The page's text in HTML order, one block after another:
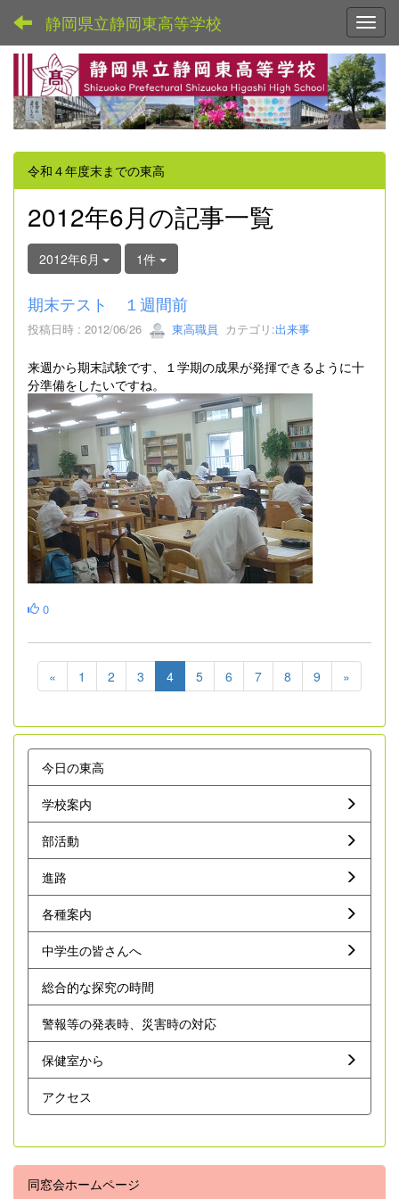
静岡県立静岡東高等学校
令和４年度末までの東高
2012年6月の記事一覧
2012年6月 1件
期末テスト １週間前
投稿日時 : 2012/06/26 東高職員 カテゴリ:出来事
来週から期末試験です、１学期の成果が発揮できるように十
分準備をしたいですね。
0
« 1 2 3 4 5 6 7 8 9 »
今日の東高
学校案内
部活動
進路
各種案内
中学生の皆さんへ
総合的な探究の時間
警報等の発表時、災害時の対応
保健室から
アクセス
同窓会ホームページ